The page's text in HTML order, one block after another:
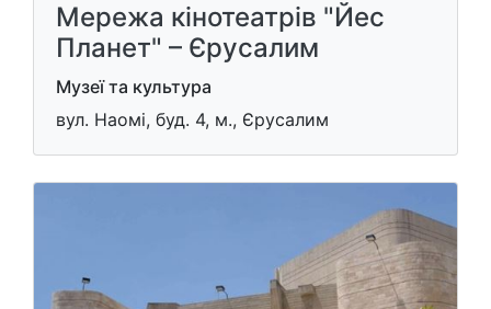
Мережа кінотеатрів "Йес
Планет" – Єрусалим
Музеї та культура
вул. Наомі, буд. 4, м., Єрусалим